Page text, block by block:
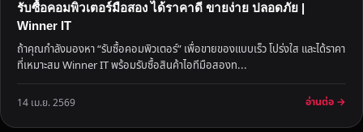
รับซื้อคอมพิวเตอร์มือสอง ได้ราคาดี ขายง่าย ปลอดภัย |
Winner IT
ถ้าคุณกำลังมองหา “รับซื้อคอมพิวเตอร์” เพื่อขายของแบบเร็ว โปร่งใส และได้ราคา
ที่เหมาะสม Winner IT พร้อมรับซื้อสินค้าไอทีมือสองท...
14 เม.ย. 2569 อ่านต่อ →